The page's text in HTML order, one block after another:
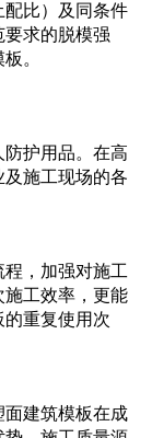
配比）及同条件
求的脱模强
。
护用品。在高
施工现场的各
，加强对施工
施工效率，更能
重复使用次
建筑模板在成